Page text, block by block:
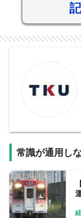
常識が通用し